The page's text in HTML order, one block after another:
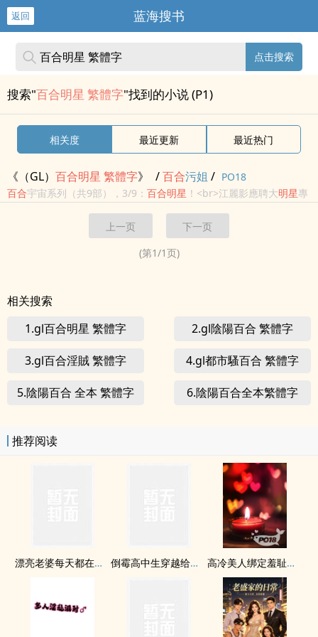
返回 蓝海搜书
点击搜索
搜索"百合明星 繁體字"找到的小说 (P1)
相关度 最近更新 最近热门
《（GL） 百合明星 繁體字》 /百合污姐 / PO18
百合宇宙系列（共9部），3/9： 百合明星 ！<br>江麗影應聘大明星專
明星藝人工作室，期間和各路美女明星
明星。<br>本書是污姐打造的
上一页
下一页
(第1/1页)
相关搜索
1.gl百合明星 繁體字
2.gl陰陽百合 繁體字
3.gl百合淫賊 繁體字 4.gl都市騷百合 繁體字
5.陰陽百合 全本 繁體字 6.陰陽百合全本繁體字
推荐阅读
漂亮老婆每天都在钓我【双/1v1】 倒霉高中生穿越给龙傲天做老婆 高冷美人绑定羞耻直播系统